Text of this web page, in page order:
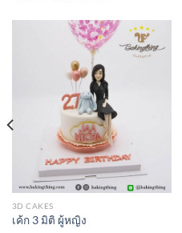
3D CAKES
เค้ก 3 มิติ ผู้หญิง